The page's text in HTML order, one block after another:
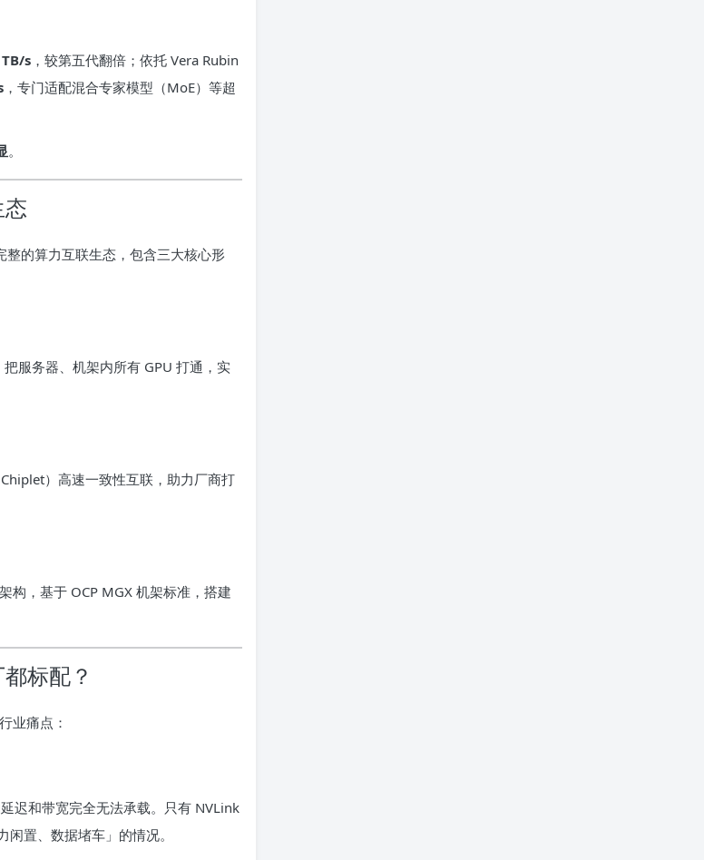
s ，较第五代翻倍；依托 Vera Rubin
，专门适配混合专家模型（MoE）等超
。
的算力互联生态，包含三大核心形
服务器、机架内所有 GPU 打通，实
）高速一致性互联，助力厂商打
构，基于 OCP MGX 机架标准，搭建
标配？
业痛点：
迟和带宽完全无法承载。只有 NVLink
置、数据堵车」的情况。